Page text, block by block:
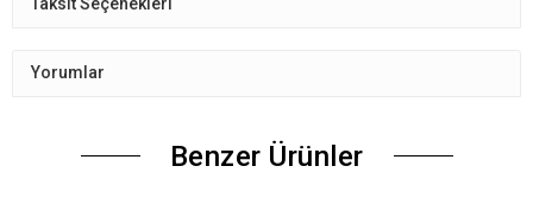
Yorumlar
Benzer Ürünler